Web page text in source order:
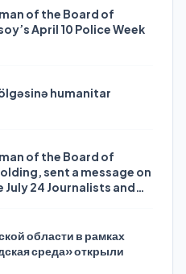
of the Board of
April 10 Police Week
humanitar
of the Board of
sent a message on
24 Journalists and
области в рамках
среда» открыли